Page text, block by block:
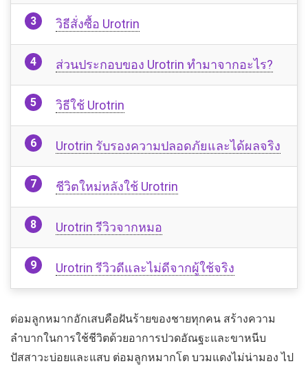
วิธีสั่งซื้อ Urotrin
ส่วนประกอบของ Urotrin ทำมาจากอะไร?
วิธีใช้ Urotrin
Urotrin รับรองความปลอดภัยและได้ผลจริง
ชีวิตใหม่หลังใช้ Urotrin
Urotrin รีวิวจากหมอ
Urotrin รีวิวดีและไม่ดีจากผู้ใช้จริง
ต่อมลูกหมากอักเสบคือฝันร้ายของชายทุกคน สร้างความ
ลำบากในการใช้ชีวิตด้วยอาการปวดอัณฐะและขาหนีบ
ปัสสาวะบ่อยและแสบ ต่อมลูกหมากโต บวมแดงไม่น่ามอง ไป